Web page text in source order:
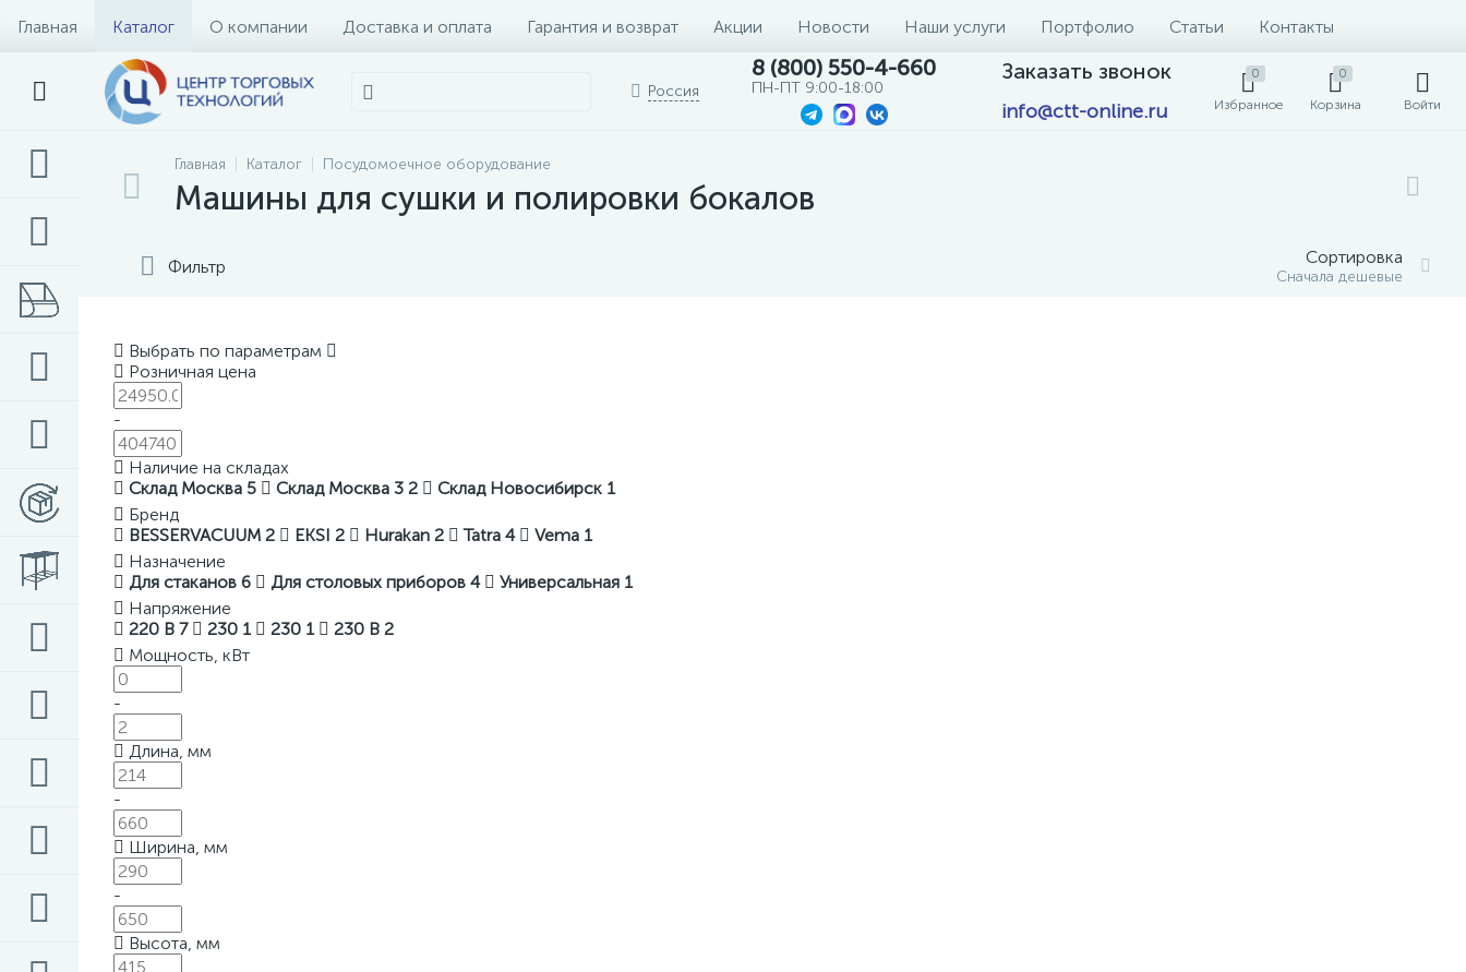
Главная Каталог О компании Доставка и оплата Гарантия и возврат Акции Новости Наши услуги Портфолио Статьи Контакты
Россия
8 (800) 550-4-660
ПН-ПТ 9:00-18:00
Заказать звонок
info@ctt-online.ru
0
Избранное
0
Корзина Войти
Главная Каталог Посудомоечное оборудование
Машины для сушки и полировки бокалов
Фильтр Сортировка
Сначала дешевые
Выбрать по параметрам
Розничная цена
-
Наличие на складах
Склад Москва 5 Склад Москва 3 2 Склад Новосибирск 1
Бренд
BESSERVACUUM 2 EKSI 2 Hurakan 2 Tatra 4 Vema 1
Назначение
Для стаканов 6 Для столовых приборов 4 Универсальная 1
Напряжение
220 В 7 230 1 230 1 230 В 2
Мощность, кВт
-
Длина, мм
-
Ширина, мм
-
Высота, мм